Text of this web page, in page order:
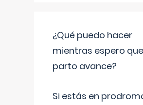
¿Qué puedo hacer
mientras espero
parto avance?
Si estás en